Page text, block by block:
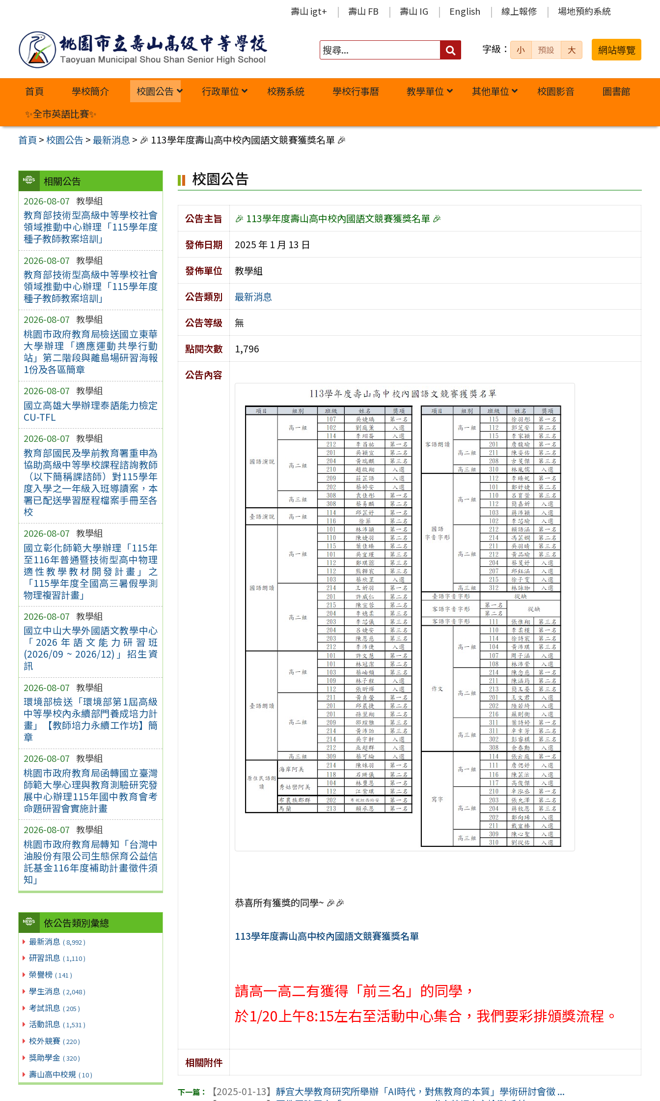
內
壽山 igt+ 壽山 FB 壽山 IG English 線上報修 場地預約系統
搜
字級： 小 預設 大 網站導覽
首頁 學校簡介 校園公告 行政單位 校務系統 學校行事曆 教學單位 其他單位 校園影音
圖書館
✨全市英語比賽✨
首頁 >校園公告 >最新消息 > 🎉 113學年度壽山高中校內國語文競賽獲獎名單 🎉
相關公告
2026-08-07 教學組
教育部技術型高級中等學校社會
領域推動中心辦理「115學年度
種子教師教案培訓」
2026-08-07 教學組
教育部技術型高級中等學校社會
領域推動中心辦理「115學年度
種子教師教案培訓」
2026-08-07 教學組
桃園市政府教育局檢送國立東華
大學辦理「適應運動共學行動
站」第二階段與離島場研習海報
1份及各區簡章
2026-08-07 教學組
國立高雄大學辦理泰語能力檢定
CU-TFL
2026-08-07 教學組
教育部國民及學前教育署重申為
協助高級中等學校課程諮詢教師
（以下簡稱課諮師）對115學年
度入學之一年級入班導讀案，本
署已配送學習歷程檔案手冊至各
校
2026-08-07 教學組
國立彰化師範大學辦理「115年
至116年普通暨技術型高中物理
適性教學教材開發計畫」之
「115學年度全國高三暑假學測
物理複習計畫」
2026-08-07 教學組
國立中山大學外國語文教學中心
「2026年語文能力研習班
(2026/09 ~ 2026/12)」招生資
訊
2026-08-07 教學組
環境部檢送「環境部第1屆高級
中等學校內永續部門養成培力計
畫」【教師培力永續工作坊】簡
章
2026-08-07 教學組
桃園市政府教育局函轉國立臺灣
師範大學心理與教育測驗研究發
展中心辦理115年國中教育會考
命題研習會實施計畫
2026-08-07 教學組
桃園市政府教育局轉知「台灣中
油股份有限公司生態保育公益信
託基金116年度補助計畫徵件須
知」
依公告類別彙總
最新消息 ( 8,992 )
研習訊息 ( 1,110 )
榮譽榜 ( 141 )
學生消息 ( 2,048 )
考試訊息 ( 205 )
活動訊息 ( 1,531 )
校外競賽 ( 220 )
獎助學金 ( 320 )
壽山高中校規 ( 10 )
校園公告
公告主旨
🎉 113學年度壽山高中校內國語文競賽獲獎名單 🎉
發佈日期
2025 年 1 月 13 日
發佈單位
教學組
公告類別
最新消息
公告等級
無
點閱次數
1,796
公告內容
恭喜所有獲獎的同學~ 🎉🎉
113學年度壽山高中校內國語文競賽獲獎名單
請高一高二有獲得「前三名」的同學，
於1/20上午8:15左右至活動中心集合，我們要彩排頒獎流程。
相關附件
【2025-01-13】靜宜大學教育研究所舉辦「AI時代，對焦教育的本質」學術研討會徵 ...